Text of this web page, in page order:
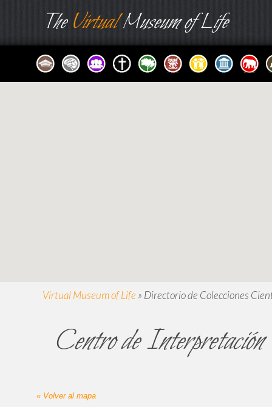
TheVirtualMuseum of Life
Virtual Museum of Life » Directorio de Colecciones
Centro de Interpretación
« Volver al mapa